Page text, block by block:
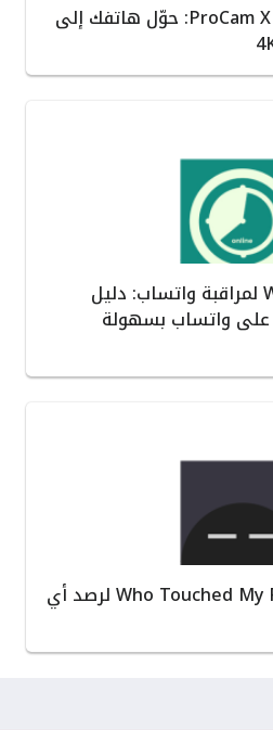
مراجعة تطبيق ProCam X – Lite: حوّل هاتفك إلى
مراجعة تطبيق WaStat لمراقبة واتساب: دليل
على واتساب بسهولة
مراجعة تطبيق Who Touched My Phone لرصد أي